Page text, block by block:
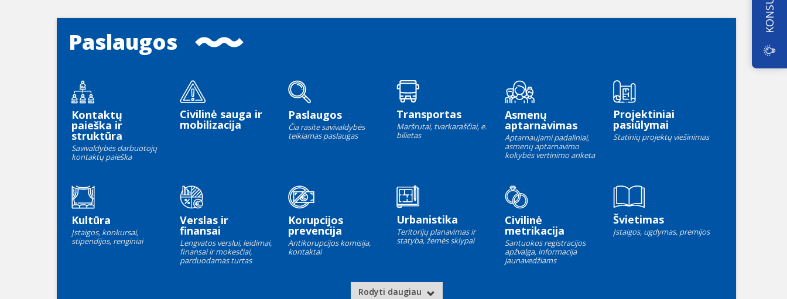
Paslaugos
Kontaktų
paieška ir
struktūra
Savivaldybės darbuotojų
kontaktų paieška
Civilinė sauga ir
mobilizacija
Paslaugos
Čia rasite savivaldybės
teikiamas paslaugas
Transportas
Maršrutai, tvarkaraščiai, e.
bilietas
Asmenų
aptarnavimas
Aptarnaujami padaliniai,
asmenų aptarnavimo
kokybės vertinimo anketa
Projektiniai
pasiūlymai
Statinių projektų viešinimas
Kultūra
Įstaigos, konkursai,
stipendijos, renginiai
Verslas ir
finansai
Lengvatos verslui, leidimai,
finansai ir mokesčiai,
parduodamas turtas
Korupcijos
prevencija
Antikorupcijos komisija,
kontaktai
Urbanistika
Teritorijų planavimas ir
statyba, žemės sklypai
Civilinė
metrikacija
Santuokos registracijos
apžvalga, informacija
jaunavedžiams
Švietimas
Įstaigos, ugdymas, premijos
Rodyti daugiau